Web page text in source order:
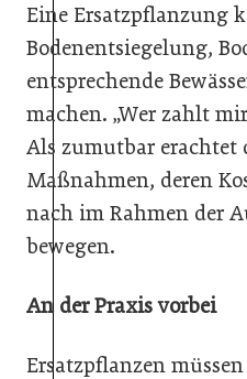
Eine Ersatzpflanzung
Bodenentsiegelung,
entsprechende
machen. „Wer zahlt
Als zumutbar erachtet
Maßnahmen, deren
nach im Rahmen der
bewegen.
An der Praxis vorbei
Ersatzpflanzen